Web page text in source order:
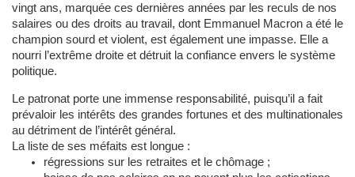
vingt ans, marquée ces dernières années par les reculs de nos
salaires ou des droits au travail, dont Emmanuel Macron a été le
champion sourd et violent, est également une impasse. Elle a
nourri l’extrême droite et détruit la confiance envers le système
politique.
Le patronat porte une immense responsabilité, puisqu’il a fait
prévaloir les intérêts des grandes fortunes et des multinationales
au détriment de l’intérêt général.
La liste de ses méfaits est longue :
régressions sur les retraites et le chômage ;